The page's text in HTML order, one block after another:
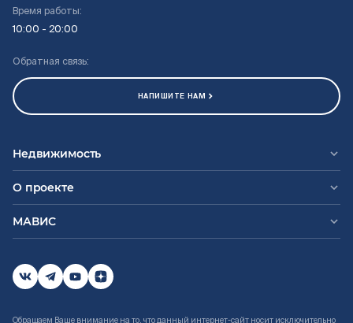
Время работы:
10:00 - 20:00
Обратная связь:
НАПИШИТЕ НАМ
Недвижимость
О проекте
МАВИС
Обращаем Ваше внимание на то, что данный интернет-сайт носит исключительно